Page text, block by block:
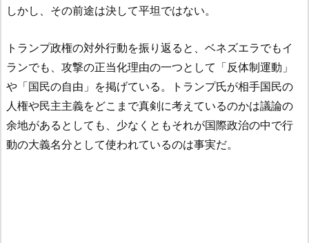
しかし、その前途は決して平坦ではない。
トランプ政権の対外行動を振り返ると、ベネズエラでもイ
ランでも、攻撃の正当化理由の一つとして「反体制運動」
や「国民の自由」を掲げている。トランプ氏が相手国民の
人権や民主主義をどこまで真剣に考えているのかは議論の
余地があるとしても、少なくともそれが国際政治の中で行
動の大義名分として使われているのは事実だ。